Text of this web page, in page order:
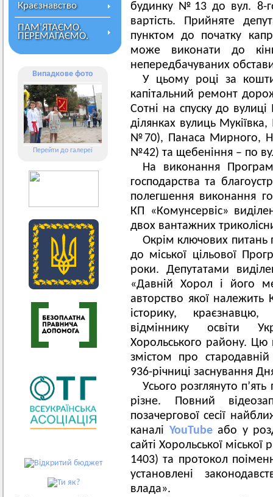
Краєзнавство
ПАМ’ЯТАЄМО.
ПЕРЕМАГАЄМО.
Випадкове фото
Перейти до галереї
будинку №13 до вул. 8-
вартість. Прийняте
пунктом до початку
може виконати до
непередбачуваних
У цьому році за
капітальний ремонт
Сотні на спуску до
ділянках вулиць
№70), Панаса Мирного,
№42) та щебеніння – по
На виконання
господарства та
полегшення виконання
КП «Комунсервіс»
двох вантажних
Окрім ключових питань
до міської цільової
роки. Депутатами
«Давній Хорол і його
авторство якої
історику,
відміннику освіти
Хорольського району. Цю
змістом про
936-річниці заснування
Усього розглянуто
різне. Повний
позачергової сесії
каналі YouTubeабо у
сайті Хорольської
1403) та протокол
установлені
влада».